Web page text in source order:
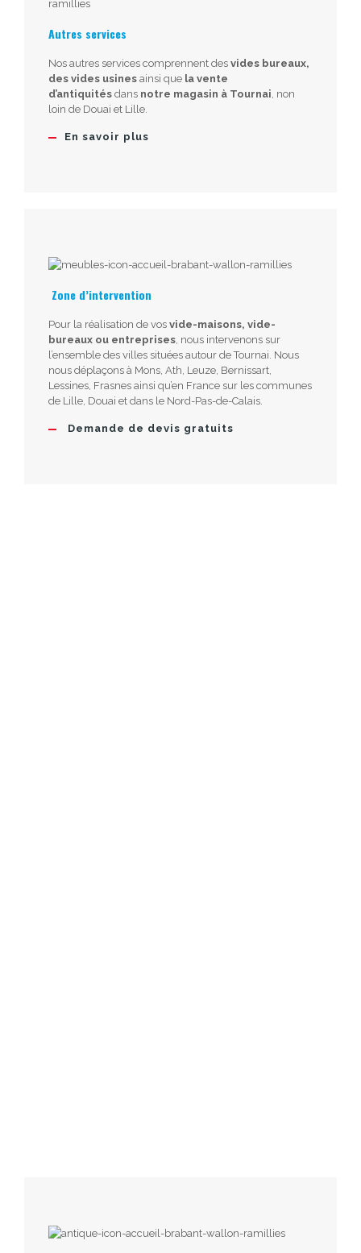
Autres services
Nos autres services comprennent des vides bureaux,
des vides usines ainsi que la vente
d’antiquités dans notre magasin à Tournai , non
loin de Douai et Lille.
En savoir plus
Zone d’intervention
Pour la réalisation de vos vide-maisons, vide-
bureaux ou entreprises , nous intervenons sur
l’ensemble des villes situées autour de Tournai. Nous
nous déplaçons à Mons, Ath, Leuze, Bernissart,
Lessines, Frasnes ainsi qu’en France sur les communes
de Lille, Douai et dans le Nord-Pas-de-Calais.
Demande de devis gratuits